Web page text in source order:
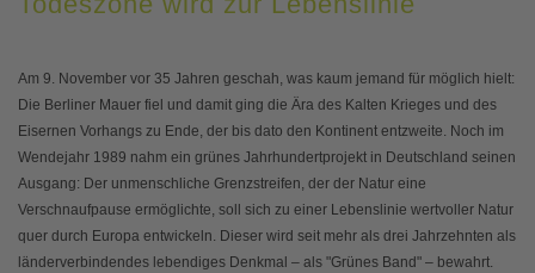
Am 9. November vor 35 Jahren geschah, was kaum jemand für möglich hielt:
Die Berliner Mauer fiel und damit ging die Ära des Kalten Krieges und des
Eisernen Vorhangs zu Ende, der bis dato den Kontinent entzweite. Noch im
Wendejahr 1989 nahm ein grünes Jahrhundertprojekt in Deutschland seinen
Ausgang: Der unmenschliche Grenzstreifen, der der Natur eine
Verschnaufpause ermöglichte, soll sich zu einer Lebenslinie wertvoller Natur
quer durch Europa entwickeln. Dieser wird seit mehr als drei Jahrzehnten als
länderverbindendes lebendiges Denkmal – als "Grünes Band" – bewahrt.